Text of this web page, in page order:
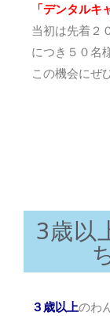
「デンタルキ
当初は先着２
につき５０名
この機会にぜ
3歳以
３歳以上のわ